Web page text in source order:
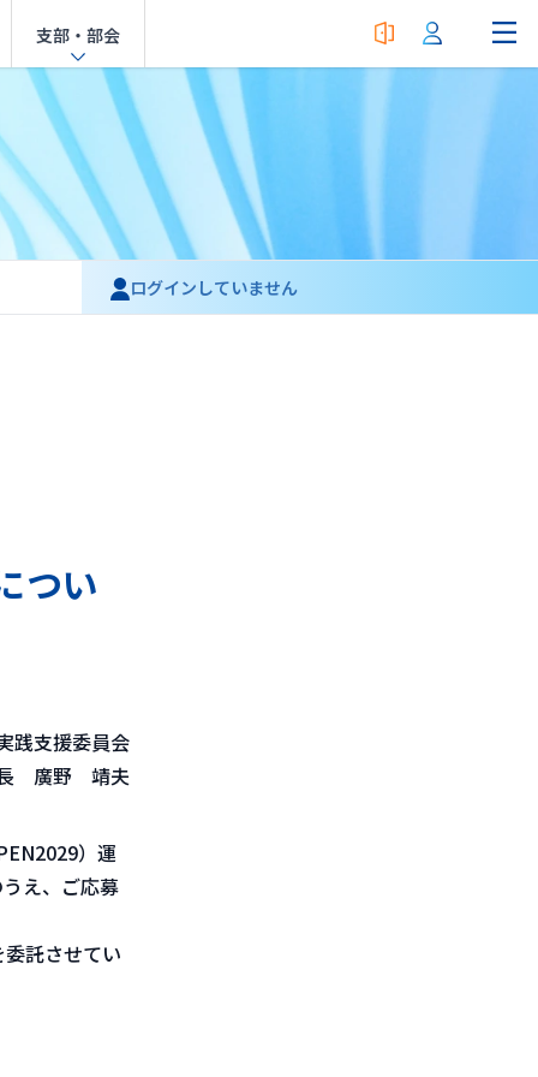
支部・部会
ログインしていません
つい
践支援委員会
廣野 靖夫
）運
え、ご応募
託させてい